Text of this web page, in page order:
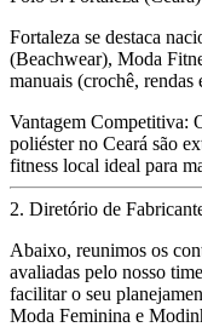
Fortaleza se destaca
(Beachwear), Moda
manuais (crochê, rendas
Vantagem Competitiva:
poliéster no Ceará são
fitness local ideal para
2. Diretório de
Abaixo, reunimos os
avaliadas pelo nosso
facilitar o seu
Moda Feminina e